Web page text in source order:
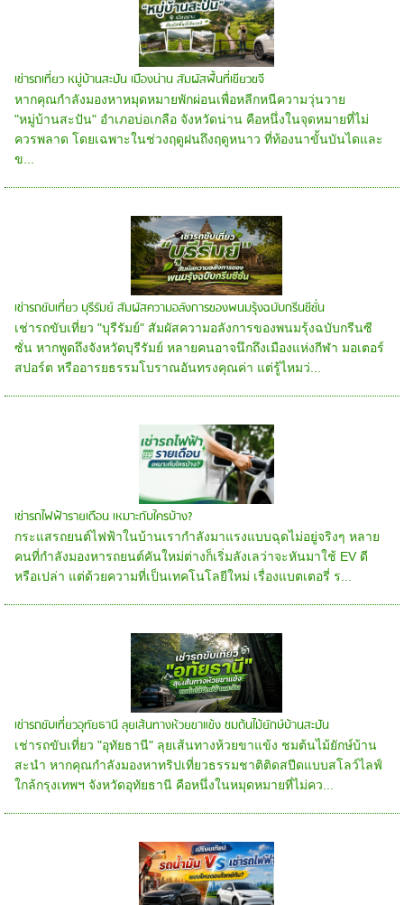
เช่ารถเที่ยว หมู่บ้านสะปัน เมืองน่าน สัมผัสพื้นที่เขียวขจี
หากคุณกำลังมองหาหมุดหมายพักผ่อนเพื่อหลีกหนีความวุ่นวาย
"หมู่บ้านสะปัน" อำเภอบ่อเกลือ จังหวัดน่าน คือหนึ่งในจุดหมายที่ไม่
ควรพลาด โดยเฉพาะในช่วงฤดูฝนถึงฤดูหนาว ที่ท้องนาขั้นบันไดและ
ข...
เช่ารถขับเที่ยว บุรีรัมย์ สัมผัสความอลังการของพนมรุ้งฉบับกรีนซีซั่น
เช่ารถขับเที่ยว "บุรีรัมย์" สัมผัสความอลังการของพนมรุ้งฉบับกรีนซี
ซั่น หากพูดถึงจังหวัดบุรีรัมย์ หลายคนอาจนึกถึงเมืองแห่งกีฬา มอเตอร์
สปอร์ต หรืออารยธรรมโบราณอันทรงคุณค่า แต่รู้ไหมว่...
เช่ารถไฟฟ้ารายเดือน เหมาะกับใครบ้าง?
กระแสรถยนต์ไฟฟ้าในบ้านเรากำลังมาแรงแบบฉุดไม่อยู่จริงๆ หลาย
คนที่กำลังมองหารถยนต์คันใหม่ต่างก็เริ่มลังเลว่าจะหันมาใช้ EV ดี
หรือเปล่า แต่ด้วยความที่เป็นเทคโนโลยีใหม่ เรื่องแบตเตอรี่ ร...
เช่ารถขับเที่ยวอุทัยธานี ลุยเส้นทางห้วยขาแข้ง ชมต้นไม้ยักษ์บ้านสะปัน
เช่ารถขับเที่ยว "อุทัยธานี" ลุยเส้นทางห้วยขาแข้ง ชมต้นไม้ยักษ์บ้าน
สะนำ หากคุณกำลังมองหาทริปเที่ยวธรรมชาติติดสปีดแบบสโลว์ไลฟ์
ใกล้กรุงเทพฯ จังหวัดอุทัยธานี คือหนึ่งในหมุดหมายที่ไม่คว...